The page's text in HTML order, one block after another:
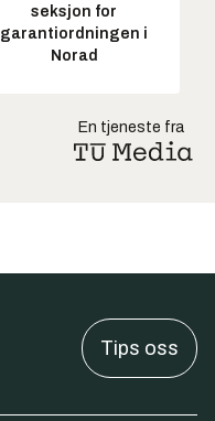
seksjon for
garantiordningen i
Norad
En tjeneste fra
Tips oss